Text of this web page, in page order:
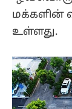
மக்களின்
உள்ளது.